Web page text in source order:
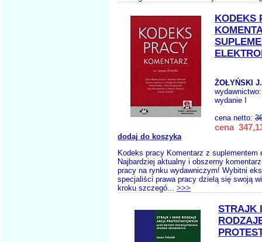
KODEKS
ŻOŁYŃSKI
wydanie I
cena netto:
cena
dodaj do koszyka
Kodeks pracy Komentarz z suplementem
Najbardziej aktualny i obszerny
pracy na rynku wydawniczym! Wybitni
specjaliści prawa pracy dzielą się swoją
kroku szczegó... >>>
STRAJK